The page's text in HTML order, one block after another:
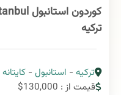
ترکیه
ترکیه - استانبول - کایتانه
قیمت از : 130,000$